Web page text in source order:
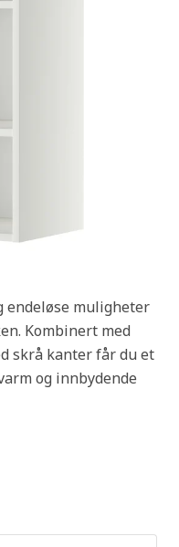
endeløse muligheter
Kombinert med
skrå kanter får du et
og innbydende